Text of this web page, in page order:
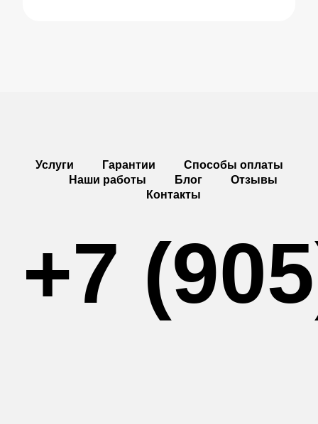
Услуги Гарантии
Способы оплаты
Наши работы
Блог
Отзывы
Контакты
+7